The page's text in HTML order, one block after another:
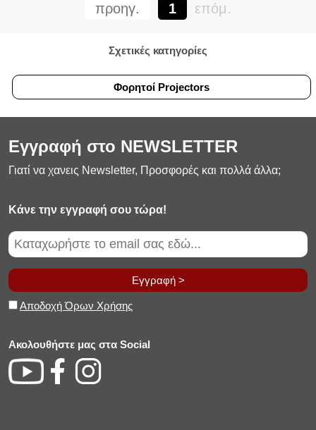
προηγ. 1 επόμ.
Σχετικές κατηγορίες
Φορητοί Projectors
Εγγραφή στο NEWSLETTER
Γιατί να χανεις Newsletter, Προσφορές και πολλά άλλα;
Κάνε την εγγραφή σου τώρα!
Εγγραφή >
Αποδοχή Όρων Χρήσης
Ακολουθήστε μας στα Social